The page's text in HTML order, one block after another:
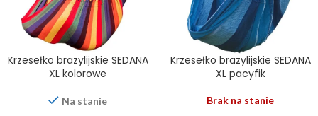
Krzesełko brazylijskie SEDANA
XL kolorowe
Na stanie
Krzesełko brazylijskie SEDANA
XL pacyfik
Brak na stanie